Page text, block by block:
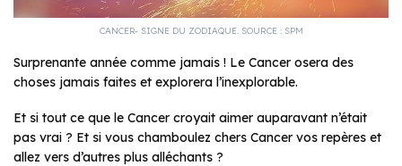
CANCER- SIGNE DU ZODIAQUE. SOURCE : SPM
Surprenante année comme jamais ! Le Cancer osera des
choses jamais faites et explorera l’inexplorable.
Et si tout ce que le Cancer croyait aimer auparavant n’était
pas vrai ? Et si vous chamboulez chers Cancer vos repères et
allez vers d’autres plus alléchants ?